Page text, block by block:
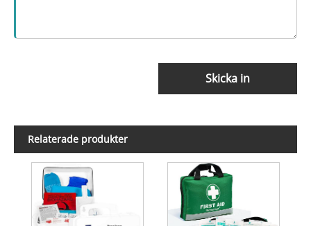
Skicka in
Relaterade produkter